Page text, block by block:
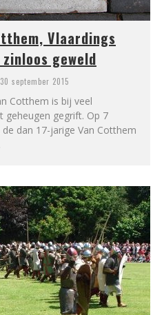
Vlaardings
geweld
30 september 2015
Cotthem is bij veel
geheugen gegrift. Op 7
dan 17-jarige Van Cotthem